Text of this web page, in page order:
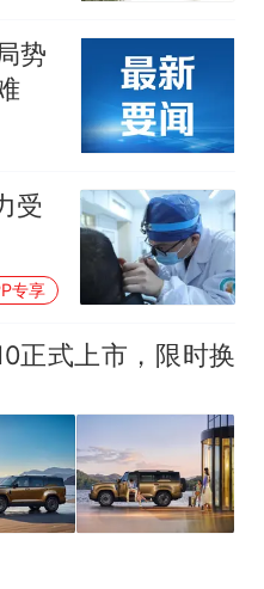
势
受
专享
正式上市，限时换